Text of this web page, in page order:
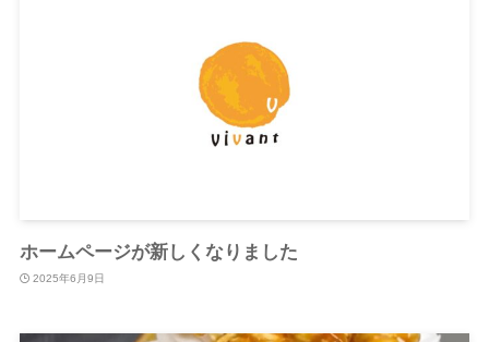
ホームページが新しくなりました
2025年6月9日